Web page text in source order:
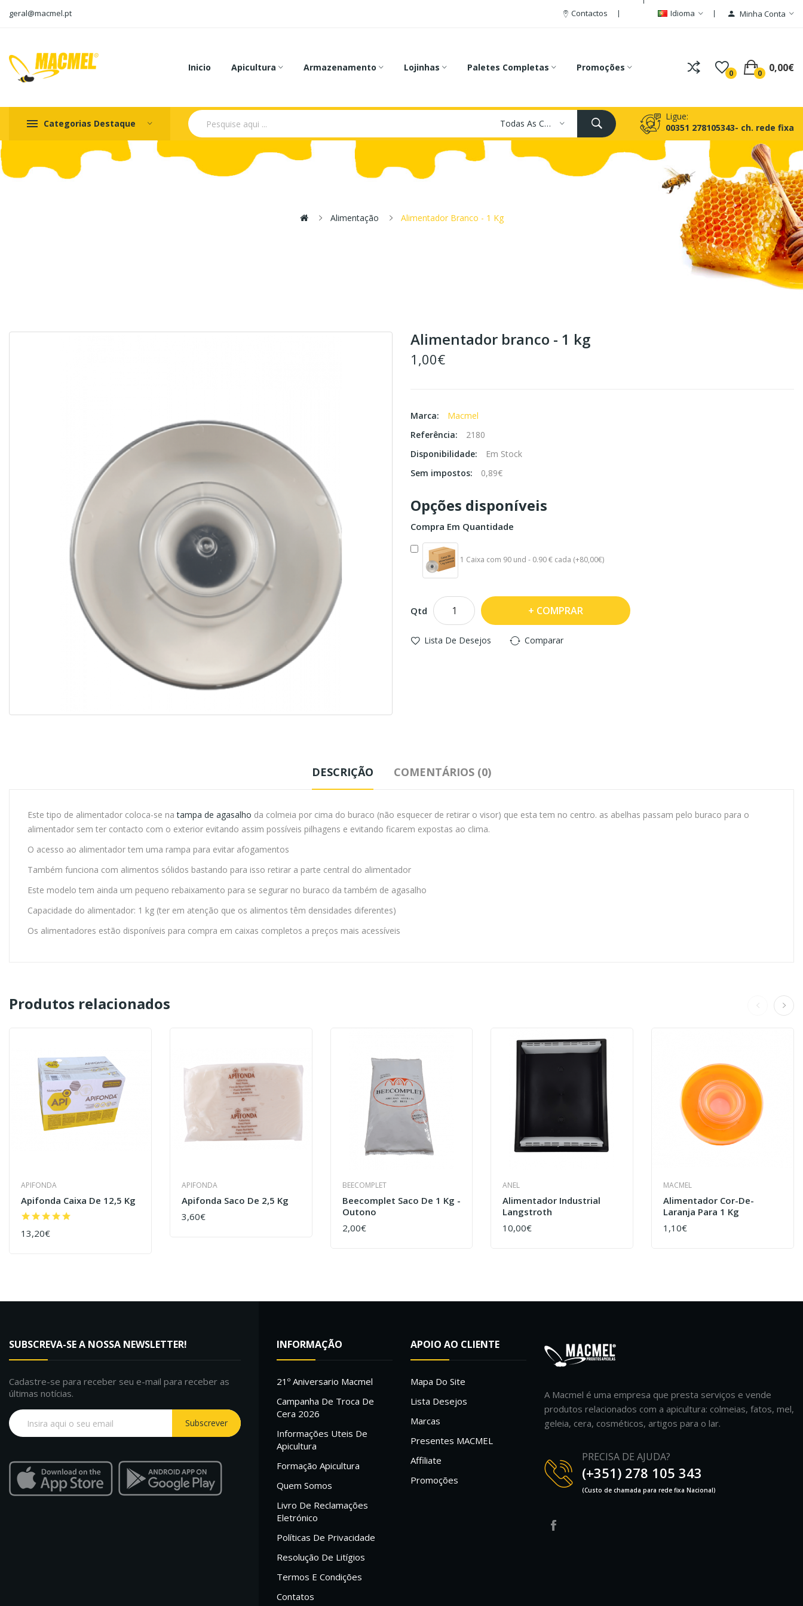
geral@macmel.pt Contactos Idioma Minha Conta
Inicio Apicultura Armazenamento Lojinhas Paletes Completas Promoções
0 0 0,00€
Categorias Destaque Todas As Categorias
Ligue:
00351 278105343- ch. rede fixa
Alimentação Alimentador Branco - 1 Kg
Alimentador branco - 1 kg
1,00€
Marca:
Macmel
Referência:
2180
Disponibilidade:
Em Stock
Sem impostos:
0,89€
Opções disponíveis
Compra Em Quantidade
1 Caixa com 90 und - 0.90 € cada (+80,00€)
Qtd COMPRAR
Lista De Desejos Comparar
DESCRIÇÃO COMENTÁRIOS (0)
Este tipo de alimentador coloca-se natampa de agasalho da colmeia por cima do buraco (não esquecer de retirar o visor) que esta tem no centro. as abelhas passam pelo buraco para o
alimentador sem ter contacto com o exterior evitando assim possíveis pilhagens e evitando ficarem expostas ao clima.
O acesso ao alimentador tem uma rampa para evitar afogamentos
Também funciona com alimentos sólidos bastando para isso retirar a parte central do alimentador
Este modelo tem ainda um pequeno rebaixamento para se segurar no buraco da também de agasalho
Capacidade do alimentador: 1 kg (ter em atenção que os alimentos têm densidades diferentes)
Os alimentadores estão disponíveis para compra em caixas completos a preços mais acessíveis
Produtos relacionados
APIFONDA
Apifonda Caixa De 12,5 Kg
13,20€
COMPRAR
APIFONDA
Apifonda Saco De 2,5 Kg
3,60€
COMPRAR
BEECOMPLET
Beecomplet Saco De 1 Kg -
Outono
2,00€
COMPRAR
ANEL
Alimentador Industrial
Langstroth
10,00€
COMPRAR
MACMEL
Alimentador Cor-De-
Laranja Para 1 Kg
1,10€
COMPRAR
SUBSCREVA-SE A NOSSA NEWSLETTER!
Cadastre-se para receber seu e-mail para receber as
últimas notícias.
Subscrever
INFORMAÇÃO
21º Aniversario Macmel
Campanha De Troca De
Cera 2026
Informações Uteis De
Apicultura
Formação Apicultura
Quem Somos
Livro De Reclamações
Eletrónico
Políticas De Privacidade
Resolução De Litígios
Termos E Condições
Contatos
APOIO AO CLIENTE
Mapa Do Site
Lista Desejos
Marcas
Presentes MACMEL
Affiliate
Promoções
A Macmel é uma empresa que presta serviços e vende
produtos relacionados com a apicultura: colmeias, fatos, mel,
geleia, cera, cosméticos, artigos para o lar.
PRECISA DE AJUDA?
(+351) 278 105 343
(Custo de chamada para rede fixa Nacional)